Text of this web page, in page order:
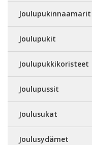
Joulupukinnaamarit
Joulupukit
Joulupukkikoristeet
Joulupussit
Joulusukat
Joulusydämet